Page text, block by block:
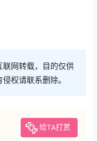
网转载，目的仅供
权请联系删除。
给TA打赏